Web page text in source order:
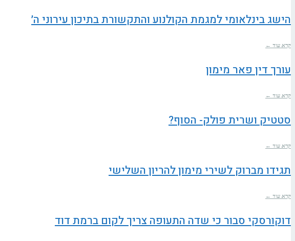
הישג בינלאומי למגמת הקולנוע והתקשורת בתיכון עירוני ה׳
קרא עוד ←
עורך דין פאר מימון
קרא עוד ←
סטטיק ושרית פולק- הסוף?
קרא עוד ←
תגידו מברוק לשירי מימון להריון השלישי
קרא עוד ←
דוקורסקי סבור כי שדה התעופה צריך לקום ברמת דוד